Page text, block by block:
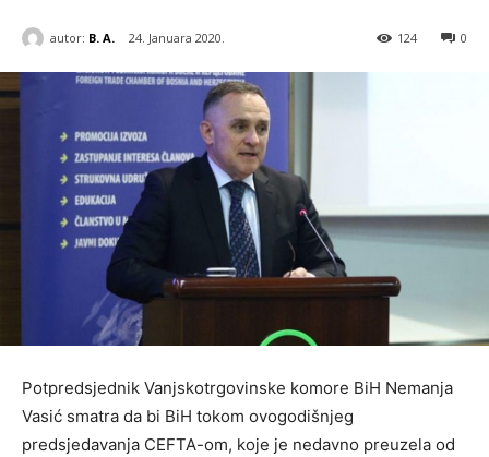
autor: B. A. 24. Januara 2020. 0
124
Potpredsjednik Vanjskotrgovinske komore BiH Nemanja
Vasić smatra da bi BiH tokom ovogodišnjeg
predsjedavanja CEFTA-om, koje je nedavno preuzela od